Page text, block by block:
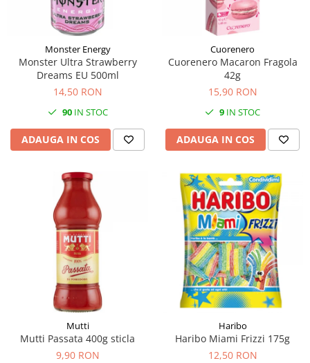
Monster Energy
Monster Ultra Strawberry
Dreams EU 500ml
14,50 RON
90IN STOC
ADAUGA IN COS
Cuorenero
Cuorenero Macaron Fragola
42g
15,90 RON
9 IN STOC
ADAUGA IN COS
Mutti
Mutti Passata 400g sticla
9,90 RON
Haribo
Haribo Miami Frizzi 175g
12,50 RON